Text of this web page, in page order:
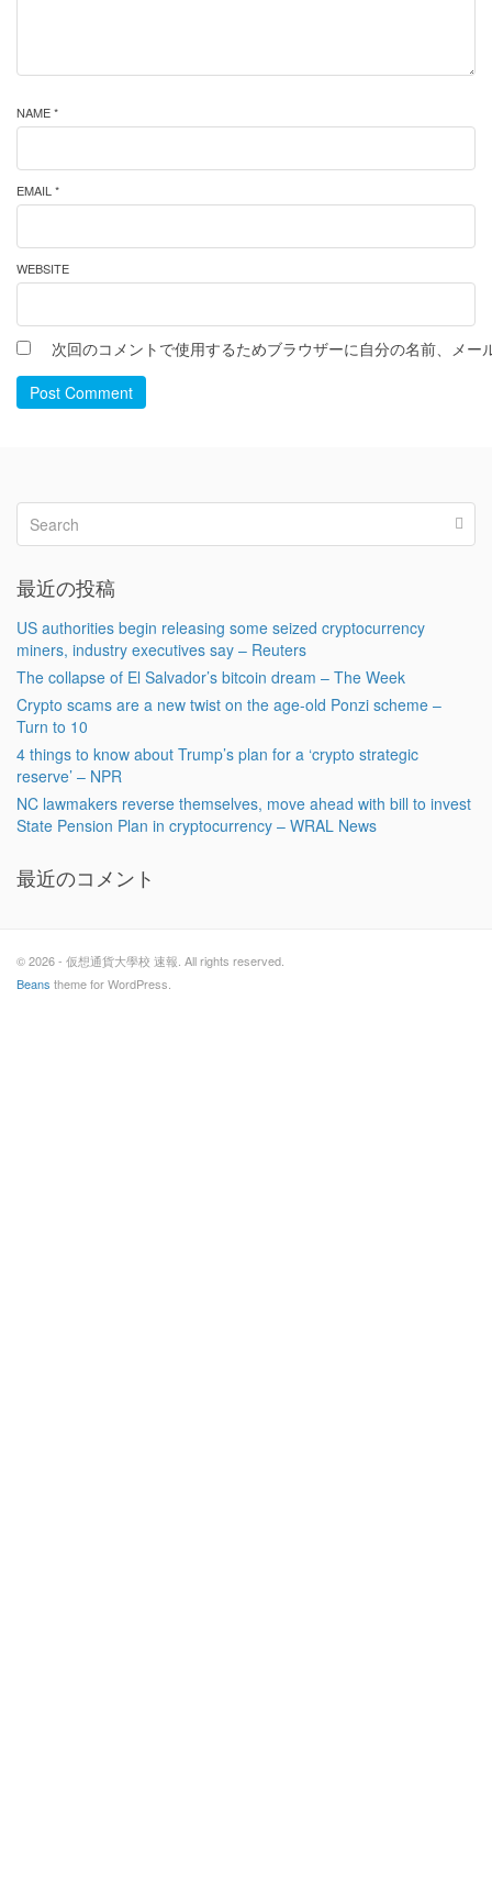
NAME *
EMAIL *
WEBSITE
次回のコメントで使用するためブラウザーに自分の名前、メー
Post Comment
最近の投稿
US authorities begin releasing some seized cryptocurrency
miners, industry executives say – Reuters
The collapse of El Salvador’s bitcoin dream – The Week
Crypto scams are a new twist on the age-old Ponzi scheme –
Turn to 10
4 things to know about Trump’s plan for a ‘crypto strategic
reserve’ – NPR
NC lawmakers reverse themselves, move ahead with bill to invest
State Pension Plan in cryptocurrency – WRAL News
最近のコメント
© 2026 - 仮想通貨大學校 速報. All rights reserved.
Beans theme for WordPress.